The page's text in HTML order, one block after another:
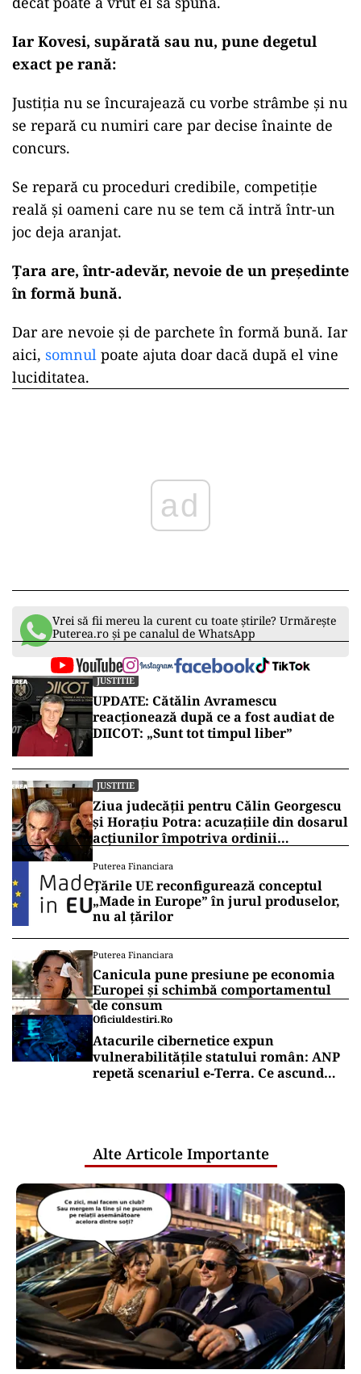
Iar Kovesi, supărată sau nu, pune degetul
exact pe rană:
Justiția nu se încurajează cu vorbe strâmbe și nu
se repară cu numiri care par decise înainte de
concurs.
Se repară cu proceduri credibile, competiție
reală și oameni care nu se tem că intră într-un
joc deja aranjat.
Țara are, într-adevăr, nevoie de un președinte
în formă bună.
Dar are nevoie și de parchete în formă bună. Iar
aici, somnul poate ajuta doar dacă după el vine
luciditatea.
ad
Vrei să fii mereu la curent cu toate știrile? Urmărește
Puterea.ro și pe canalul de WhatsApp
JUSTITIE
UPDATE: Cătălin Avramescu
reacționează după ce a fost audiat de
DIICOT: „Sunt tot timpul liber”
JUSTITIE
Ziua judecății pentru Călin Georgescu
și Horațiu Potra: acuzațiile din dosarul
acțiunilor împotriva ordinii
de la Înalta Curte
Puterea Financiara
Țările UE reconfigurează conceptul
„Made in Europe” în jurul produselor,
nu al țărilor
Puterea Financiara
Canicula pune presiune pe economia
Europei și schimbă comportamentul
de consum
Oficiuldestiri.ro
Atacurile cibernetice expun
vulnerabilitățile statului român: ANP
repetă scenariul e‑Terra. Ce ascund
Alte Articole Importante